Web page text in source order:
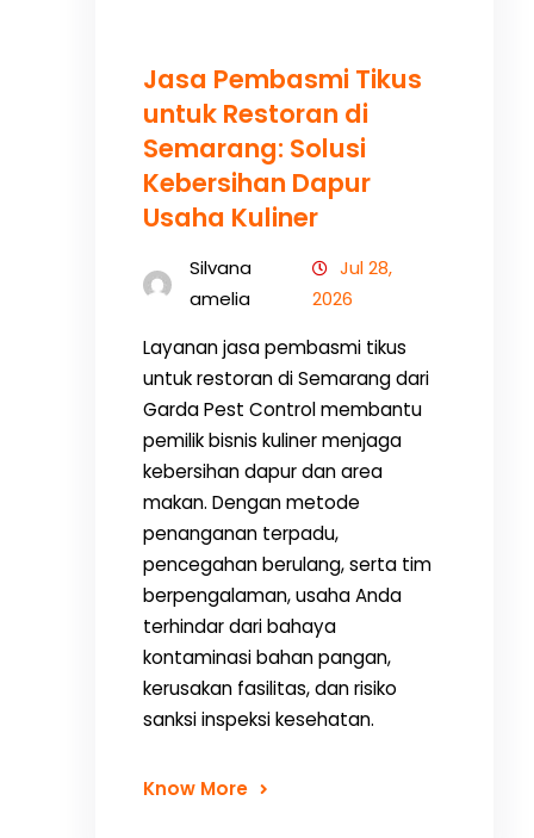
Jasa Pembasmi Tikus
untuk Restoran di
Semarang: Solusi
Kebersihan Dapur
Usaha Kuliner
Silvana
amelia
Jul 28,
2026
Layanan jasa pembasmi tikus
untuk restoran di Semarang dari
Garda Pest Control membantu
pemilik bisnis kuliner menjaga
kebersihan dapur dan area
makan. Dengan metode
penanganan terpadu,
pencegahan berulang, serta tim
berpengalaman, usaha Anda
terhindar dari bahaya
kontaminasi bahan pangan,
kerusakan fasilitas, dan risiko
sanksi inspeksi kesehatan.
Know More